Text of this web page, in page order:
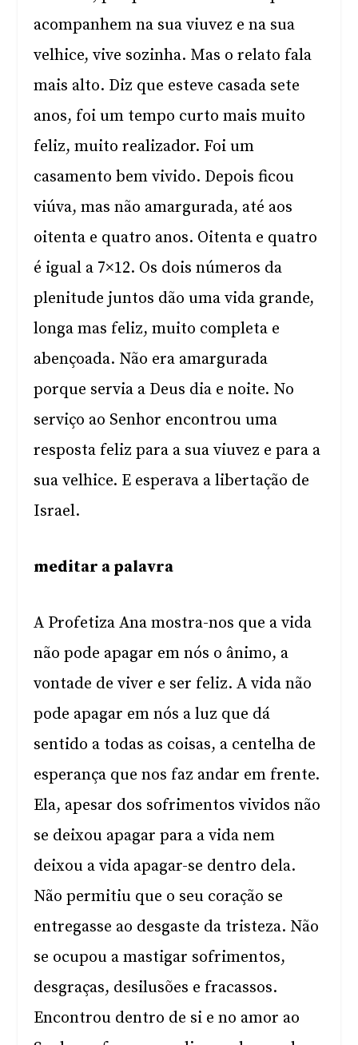
acompanhem na sua viuvez e na sua
velhice, vive sozinha. Mas o relato fala
mais alto. Diz que esteve casada sete
anos, foi um tempo curto mais muito
feliz, muito realizador. Foi um
casamento bem vivido. Depois ficou
viúva, mas não amargurada, até aos
oitenta e quatro anos. Oitenta e quatro
é igual a 7×12. Os dois números da
plenitude juntos dão uma vida grande,
longa mas feliz, muito completa e
abençoada. Não era amargurada
porque servia a Deus dia e noite. No
serviço ao Senhor encontrou uma
resposta feliz para a sua viuvez e para a
sua velhice. E esperava a libertação de
Israel.
meditar a palavra
A Profetiza Ana mostra-nos que a vida
não pode apagar em nós o ânimo, a
vontade de viver e ser feliz. A vida não
pode apagar em nós a luz que dá
sentido a todas as coisas, a centelha de
esperança que nos faz andar em frente.
Ela, apesar dos sofrimentos vividos não
se deixou apagar para a vida nem
deixou a vida apagar-se dentro dela.
Não permitiu que o seu coração se
entregasse ao desgaste da tristeza. Não
se ocupou a mastigar sofrimentos,
desgraças, desilusões e fracassos.
Encontrou dentro de si e no amor ao